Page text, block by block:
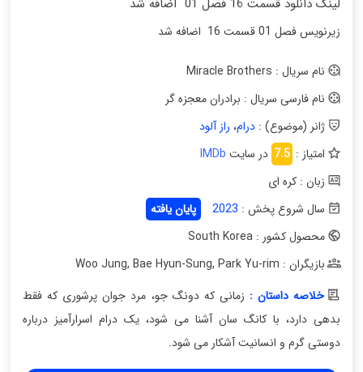
لینک دانلود قسمت 16 فصل 01 اضافه شد
زیرنویس فصل 01 قسمت 16 اضافه شد
نام سریال : Miracle Brothers
نام فارسی سریال : برادران معجزه گر
ژانر (موضوع) :درام، راز آلود
امتیاز : 7.5 در سایت IMDb
زبان : کره ای
سال شروع پخش : 2023
پایان یافته
محصول کشور : South Korea
بازیگران : Woo Jung
, Bae Hyun-Sung, Park Yu-rim
خلاصه داستان : زمانی که دونگ جو، مرد جوان پرشوری که فقط
بدهی دارد، با کانگ سان آشنا می شود، یک درام اسرارآمیز درباره
دوستی گرم و انسانیت آشکار می شود.